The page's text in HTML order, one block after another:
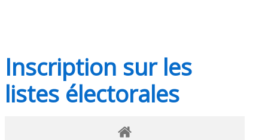
Inscription sur les
listes électorales